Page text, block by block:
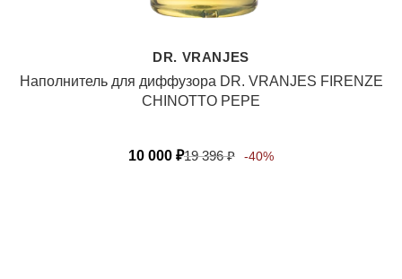
DR. VRANJES
Наполнитель для диффузора DR. VRANJES FIRENZE
CHINOTTO PEPE
10 000 ₽19 396₽ -40%